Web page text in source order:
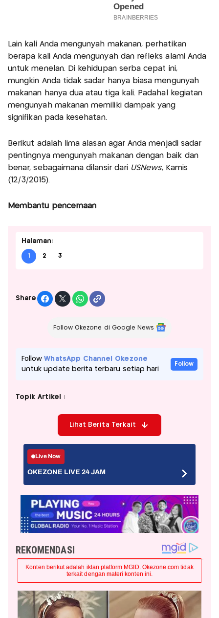
Lain kali Anda mengunyah makanan, perhatikan
berapa kali Anda mengunyah dan refleks alami Anda
untuk menelan. Di kehidupan serba cepat ini,
mungkin Anda tidak sadar hanya biasa mengunyah
makanan hanya dua atau tiga kali. Padahal kegiatan
mengunyah makanan memiliki dampak yang
signifikan pada kesehatan.
Berikut adalah lima alasan agar Anda menjadi sadar
pentingnya mengunyah makanan dengan baik dan
benar, sebagaimana dilansir dari USNews, Kamis
(12/3/2015).
Membantu pencernaan
Halaman:
1 2 3
Share
Follow Okezone di Google News
FollowWhatsApp Channel Okezone
untuk update berita terbaru setiap hari
Follow
Topik Artikel :
Lihat Berita Terkait
Live Now
OKEZONE LIVE 24 JAM